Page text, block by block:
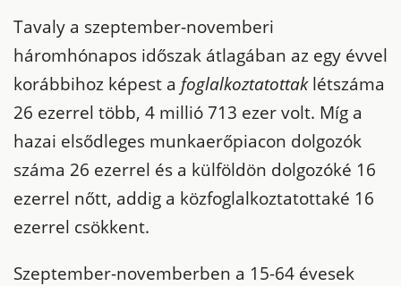
Tavaly a szeptember-novemberi
háromhónapos időszak átlagában az egy évvel
korábbihoz képest a foglalkoztatottaklétszáma
26 ezerrel több, 4 millió 713 ezer volt. Míg a
hazai elsődleges munkaerőpiacon dolgozók
száma 26 ezerrel és a külföldön dolgozóké 16
ezerrel nőtt, addig a közfoglalkoztatottaké 16
ezerrel csökkent.
Szeptember-novemberben a 15-64 évesek